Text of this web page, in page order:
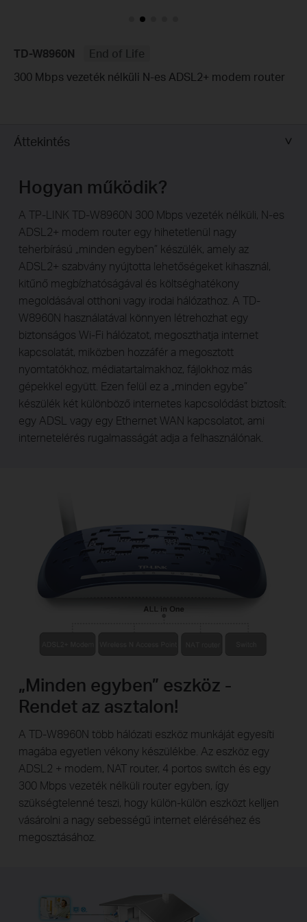
TD-W8960N
End of Life
300 Mbps vezeték nélküli N-es ADSL2+ modem router
Áttekintés
Hogyan működik?
A TP-LINK TD-W8960N 300 Mbps vezeték nélküli, N-es
ADSL2+ modem router egy hihetetlenül nagy
teherbírású „minden egyben” készülék, amely az
ADSL2+ szabvány nyújtotta lehetőségeket kihasznál,
kitűnő megbízhatóságával és költséghatékony
megoldásával otthoni vagy irodai hálózathoz. A TD-
W8960N használatával könnyen létrehozhat egy
biztonságos Wi-Fi hálózatot, megoszthatja internet
kapcsolatát, miközben hozzáfér a megosztott
nyomtatókhoz, médiatartalmakhoz, fájlokhoz más
gépekkel együtt. Ezen felül ez a „minden egybe”
készülék két különböző internetes kapcsolódást biztosít:
egy ADSL vagy egy Ethernet WAN kapcsolatot, ami
internetelérés rugalmasságát adja a felhasználónak.
„Minden egyben” eszköz -
Rendet az asztalon!
A TD-W8960N több hálózati eszköz munkáját egyesíti
magába egyetlen vékony készülékbe. Az eszköz egy
ADSL2 + modem, NAT router, 4 portos switch és egy
300 Mbps vezeték nélküli router egyben, így
szükségtelenné teszi, hogy külön-külön eszközt kelljen
vásárolni a nagy sebességű internet eléréséhez és
megosztásához.